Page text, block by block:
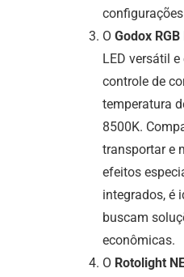
O Godox
LED versátil
controle de
temperatura
8500K.
transportar e
efeitos
integrados, é
buscam
econômicas.
O Rotolight